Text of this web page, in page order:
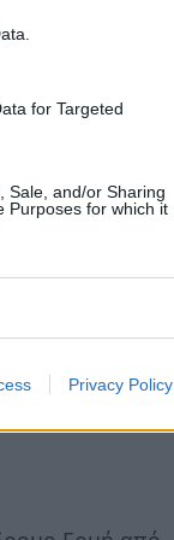
for Targeted
Sale, and/or Sharing
Purposes for which it
Privacy Policy
Ερμή στον
χώρο χωρίς